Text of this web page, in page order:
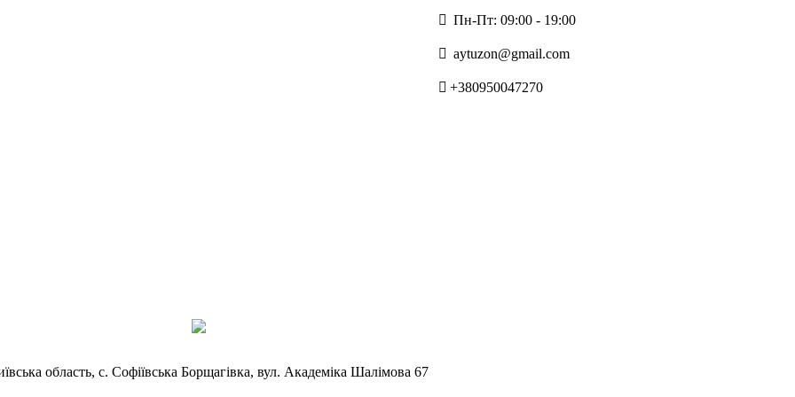
Пн-Пт: 09:00 - 19:00
aytuzon@gmail.com
+380950047270
область, с. Софіївська Борщагівка, вул. Академіка Шалімова 67